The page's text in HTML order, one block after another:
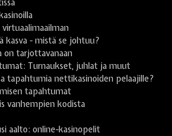
kasva - mistä se johtuu?
on tarjottavanaan
Turnaukset, juhlat ja muut
tapahtumia nettikasinoiden pelaajille?
tapahtumat
vanhempien kodista
aalto: online-kasinopelit